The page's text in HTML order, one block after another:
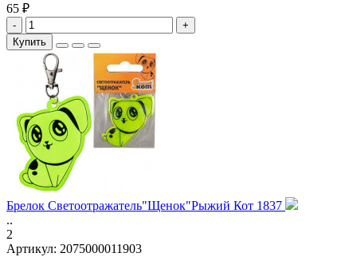
65 ₽
-
+
Купить
Брелок Светоотражатель"Щенок"Рыжий Кот 1837
..
2
Артикул: 2075000011903